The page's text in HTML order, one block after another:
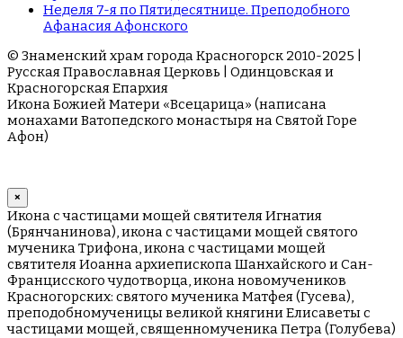
Неделя 7-я по Пятидесятнице. Преподобного
Афанасия Афонского
© Знаменский храм города Красногорск 2010-2025 |
Русская Православная Церковь | Одинцовская и
Красногорская Епархия
Икона Божией Матери «Всецарица» (написана
монахами Ватопедского монастыря на Cвятой Горе
Афон)
×
Икона с частицами мощей святителя Игнатия
(Брянчанинова), икона с частицами мощей святого
мученика Трифона, икона с частицами мощей
святителя Иоанна архиепископа Шанхайского и Сан-
Францисского чудотворца, икона новомучеников
Красногорских: святого мученика Матфея (Гусева),
преподобномученицы великой княгини Елисаветы с
частицами мощей, священномученика Петра (Голубева)